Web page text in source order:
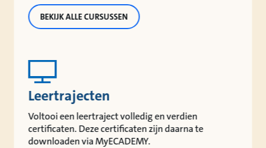
BEKIJK ALLE CURSUSSEN
Leertrajecten
Voltooi een leertraject volledig en verdien
certificaten. Deze certificaten zijn daarna te
downloaden via MyECADEMY.